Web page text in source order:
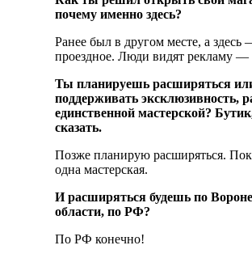
почему именно здесь?
Ранее был в другом месте, а здесь
проездное. Люди видят рекламу —
Ты планируешь расширяться
поддерживать эксклюзивность,
единственной мастерской?
сказать.
Позже планирую расширяться.
одна мастерская.
И расширяться будешь по
области, по РФ?
По РФ конечно!